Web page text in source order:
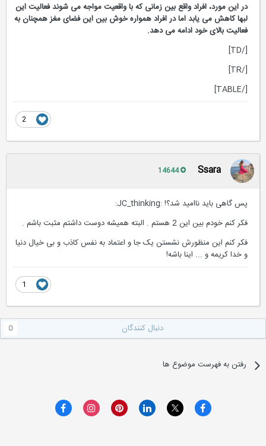
در این مورد، افراد واقع بین زمانی که با واقعیت مواجه می شوند فعالیت این
لبها کاهش می یابد اما در افراد همواره خوش بین این فضای مغز همچنان به
فعالیت بالای خود ادامه می دهد.
Ssara
پس گاهی باید ناامید شد؟! :JC_thinking:
فکر کنم خودم بین این 2 هستم . البته همیشه دوست داشتم مثبت باشم .
فکر کنم این منظورش نشستن یک جا و اعتماد به نفس کاذب و بی خیال دنیا
و خدا کریمه و ... اینا باشه!
دنبال کنندگان
رفتن به فهرست موضوع ها